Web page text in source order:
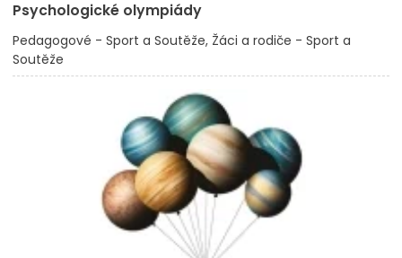
Psychologické olympiády
Pedagogové - Sport a Soutěže Žáci a rodiče - Sport a
Soutěže